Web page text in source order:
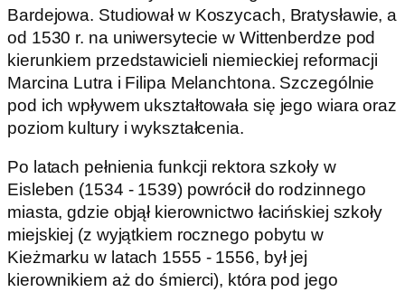
Bardejowa. Studiował w Koszycach, Bratysławie, a
od 1530 r. na uniwersytecie w Wittenberdze pod
kierunkiem przedstawicieli niemieckiej reformacji
Marcina Lutra i Filipa Melanchtona. Szczególnie
pod ich wpływem ukształtowała się jego wiara oraz
poziom kultury i wykształcenia.
Po latach pełnienia funkcji rektora szkoły w
Eisleben (1534 - 1539) powrócił do rodzinnego
miasta, gdzie objął kierownictwo łacińskiej szkoły
miejskiej (z wyjątkiem rocznego pobytu w
Kieżmarku w latach 1555 - 1556, był jej
kierownikiem aż do śmierci), która pod jego